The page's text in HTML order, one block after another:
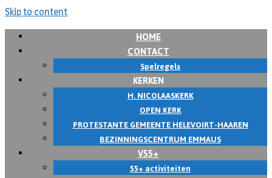
Skip to content
HOME
CONTACT
Spelregels
KERKEN
H. NICOLAASKERK
OPEN KERK
PROTESTANTE GEMEENTE HELEVOIRT-HAAREN
BEZINNINGSCENTRUM EMMAUS
V55+
55+ activiteiten